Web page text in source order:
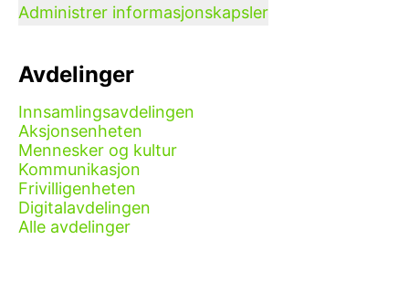
Administrer informasjonskapsler
Avdelinger
Innsamlingsavdelingen
Aksjonsenheten
Mennesker og kultur
Kommunikasjon
Frivilligenheten
Digitalavdelingen
Alle avdelinger